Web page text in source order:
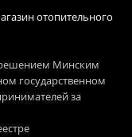
отопительного
Минским
государственном
за